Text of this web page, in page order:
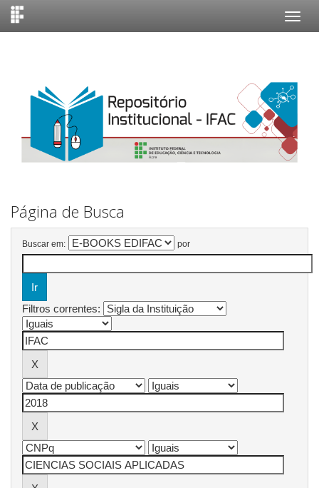
Página de Busca
Buscar em: por
Filtros correntes: